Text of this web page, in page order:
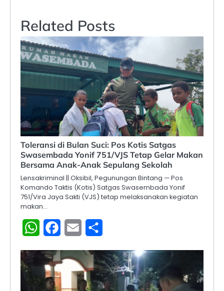
Related Posts
Toleransi di Bulan Suci: Pos Kotis Satgas
Swasembada Yonif 751/VJS Tetap Gelar Makan
Bersama Anak-Anak Sepulang Sekolah
Lensakriminal || Oksibil, Pegunungan Bintang — Pos
Komando Taktis (Kotis) Satgas Swasembada Yonif
751/Vira Jaya Sakti (VJS) tetap melaksanakan kegiatan
makan…
WhatsAppFacebook
Email